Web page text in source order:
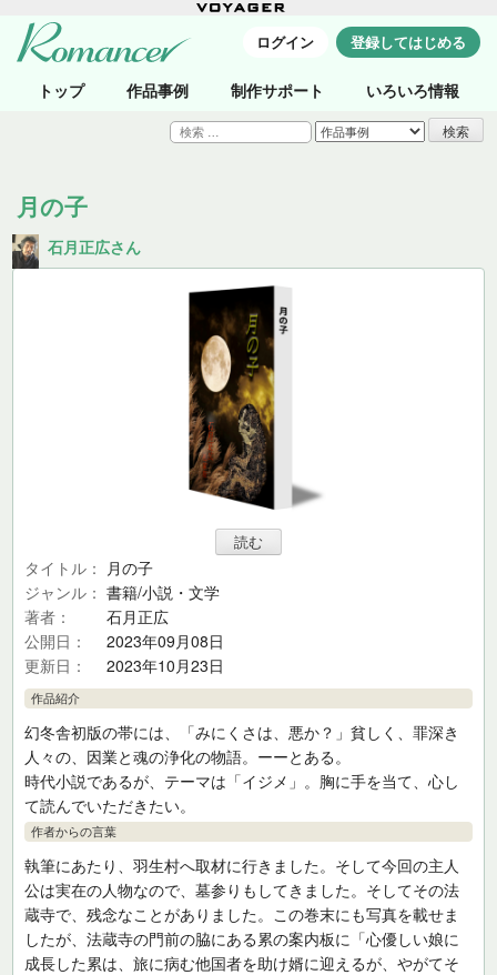
トップ 作品事例 制作サポート いろいろ情報
ログイン 登録してはじめる
検
索:
月の子
石月正広さん
タイトル
月の子
ジャンル
書籍/小説・文学
著者
石月正広
公開日
2023年09月08日
更新日
2023年10月23日
作品紹介
幻冬舎初版の帯には、「みにくさは、悪か？」貧しく、罪深き
人々の、因業と魂の浄化の物語。ーーとある。
時代小説であるが、テーマは「イジメ」。胸に手を当て、心し
て読んでいただきたい。
作者からの言葉
執筆にあたり、羽生村へ取材に行きました。そして今回の主人
公は実在の人物なので、墓参りもしてきました。そしてその法
蔵寺で、残念なことがありました。この巻末にも写真を載せま
したが、法蔵寺の門前の脇にある累の案内板に「心優しい娘に
成長した累は、旅に病む他国者を助け婿に迎えるが、やがてそ